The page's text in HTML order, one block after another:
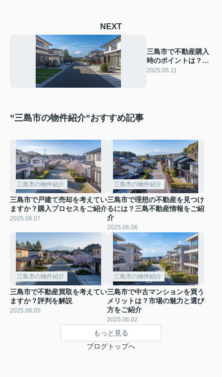
NEXT
三島市で不動産購入
時のポイントは？売
買契約書や諸費用火
2025.05.11
”三島市の物件紹介”おすすめ記事
三島市の物件紹介
三島市で戸建て売却を考えてい
ますか？購入プロセスをご紹介
2025.06.07
三島市の物件紹介
三島市で理想の不動産を見つけ
るには？三島不動産情報をご紹
介
2025.06.06
三島市の物件紹介
三島市で不動産買取を考えてい
ますか？評判を解説
2025.06.05
三島市の物件紹介
三島市で中古マンションを買う
メリットは？市場の魅力と選び
方をご紹介
2025.06.02
もっと見る
ブログトップへ